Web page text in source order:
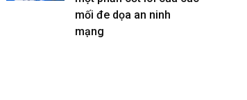
mối đe dọa an ninh
mạng